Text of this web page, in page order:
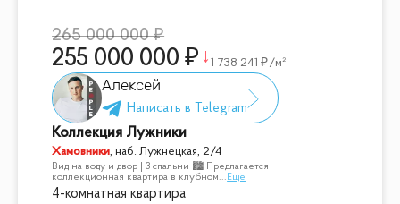
265 000 000
255 000 000 1 738 241 /м²
Алексей
Коллекция Лужники
Хамовники,наб. Лужнецкая, 2/4
Вид на воду и двор | 3 спальни 🏙 Предлагается
коллекционная квартира в клубном... Ещё
4-комнатная квартира